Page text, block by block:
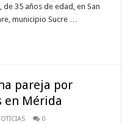
35 años de edad, en San
municipio Sucre …
pareja por
en Mérida
0